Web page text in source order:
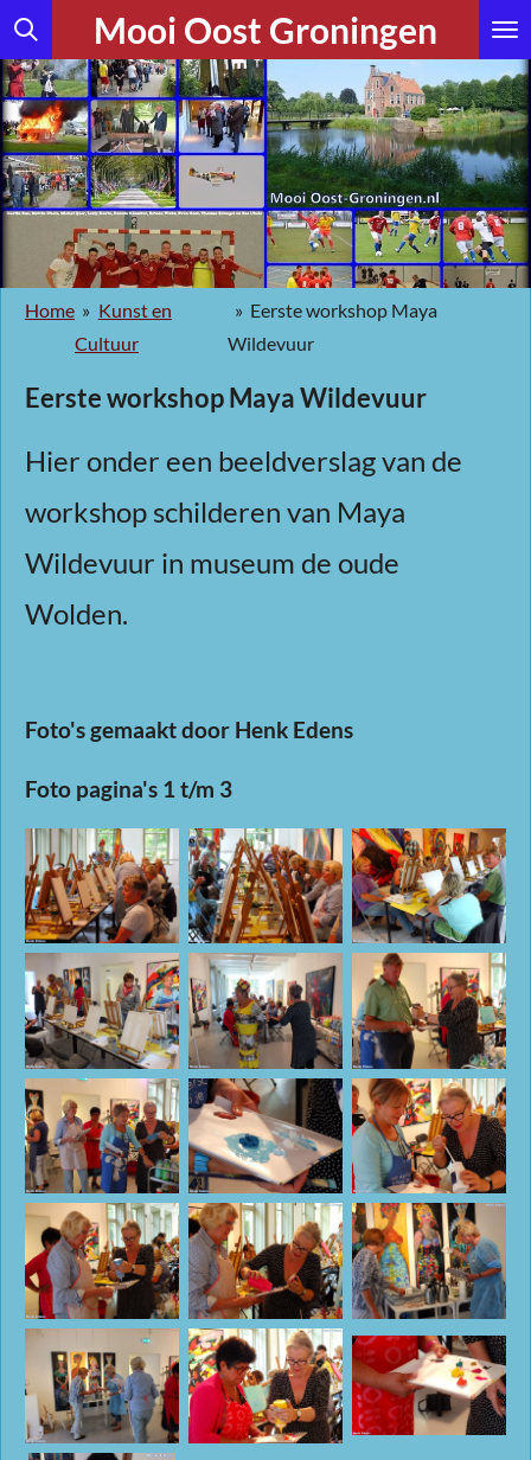
Ga
direct
naar
de
hoofdinhoud
Mooi Oost Groningen
Home » Kunst en
Cultuur
» Eerste workshop Maya
Wildevuur
Eerste workshop Maya Wildevuur
Hier onder een beeldverslag van de
workshop schilderen van Maya
Wildevuur in museum de oude
Wolden.
Foto's gemaakt door Henk Edens
Foto pagina's 1 t/m 3